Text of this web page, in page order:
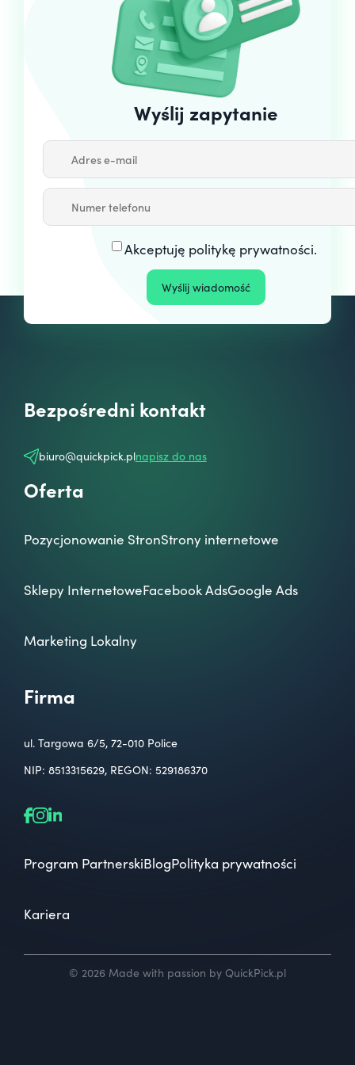
Wyślij zapytanie
Akceptuję politykę prywatności.
Bezpośredni kontakt
biuro@quickpick.plnapisz do nas
Oferta
Pozycjonowanie StronStrony internetowe
Sklepy InternetoweFacebook AdsGoogle Ads
Marketing Lokalny
Firma
ul. Targowa 6/5, 72-010 Police
NIP: 8513315629, REGON: 529186370
Program PartnerskiBlogPolityka prywatności
Kariera
© 2026 Made with passion by QuickPick.pl